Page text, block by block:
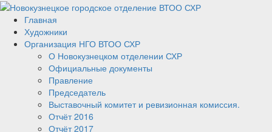
Перейти
содержанию
Новокузнецкое городское
отделение ВТОО СХР
Новокузнецк, искусство,
художник, выставка
Главная
Художники
Организация НГО ВТОО СХР
О Новокузнецком отделении СХР
Официальные документы
Правление
Председатель
Выставочный комитет и ревизионная комиссия.
Отчёт 2016
Отчёт 2017